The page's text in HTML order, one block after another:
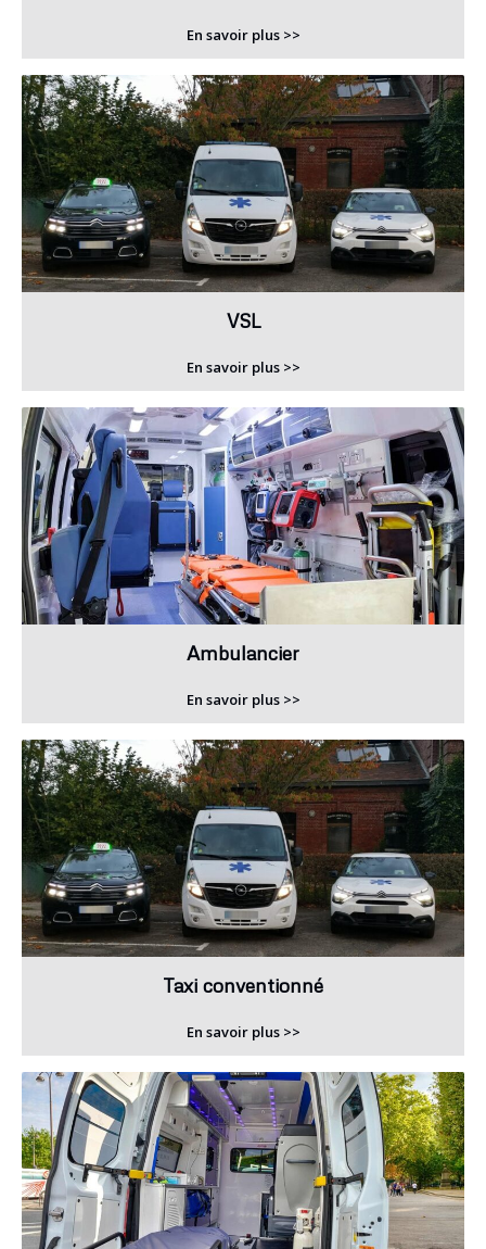
En savoir plus >>
VSL
En savoir plus >>
Ambulancier
En savoir plus >>
Taxi conventionné
En savoir plus >>